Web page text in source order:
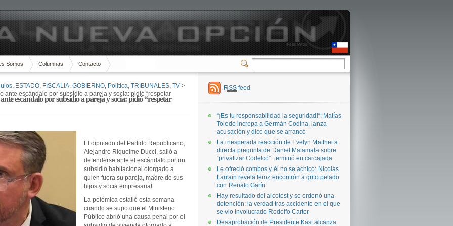
Somos Columnas Contacto
, ESTADO, FISCALIA, GOBIERNO, Politica, TRIBUNALES, TV >
ante escándalo por subsidio a pareja y socia: pidió “respetar
escándalo por subsidio a pareja y socia: pidió “respetar
El diputado del Partido Republicano,
Alejandro Riquelme Ducci, salió a
defenderse ante el escándalo por un
subsidio habitacional otorgado a
quien fuera su pareja, madre de sus
hijos y socia empresarial.
La polémica estalló esta semana
cuando se supo que el Ministerio
Público abrió una causa penal por el
RSS feed
“¡Es tu responsabilidad la seguridad!“: Matías
Toledo increpa a Germán Codina, lanza
acusación y dice que se arrancó
La inesperada reacción de Evelyn Matthei a
directa pregunta de Daniel Matamala sobre
“privatizar Codelco”: terminó en carcajada
Le ofreció combos y él no se achicó: Nicolás
Larraín revela feroz encontrón a grito pelado
con Renato Garín
Hay resultado del alcotest y se ordenó una
detención: la verdad tras accidente en el que
se vio involucrado Rodolfo Carter
Desaprobación de Presidente Kast alcanza